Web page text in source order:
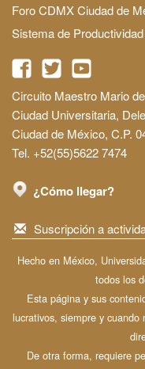
Foro CDMX Ciudad de
Sistema de
Circuito Maestro Mario
Ciudad Universitaria,
Ciudad de México, C.P.
Tel. +52(55)5622 7474
¿Cómo llegar?
Suscripción a
Hecho en México,
todos los
Esta página y sus
lucrativos, siempre y
De otra forma, requiere